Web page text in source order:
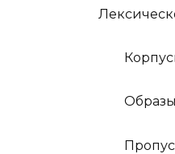
Корпусы
Образы